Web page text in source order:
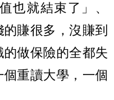
也就結束了」、
的賺很多，沒賺到
做保險的全都失
重讀大學，一個